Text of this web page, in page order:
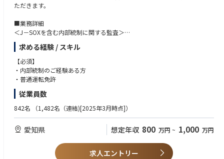
ただきます。
■業務詳細
＜J－SOXを含む内部統制に関する監査＞
・内部統制の評価者として、内部統制全般の整備・運用状況の有効性の評
価
・金商法に基づく財務報告に係る内部統制報告制度の構築支援、体制整備
後の評価の実施
・年間を通じた本社及び子会社の各部門及び各拠点に関する業務監査の実
施
求める経験 / スキル
【必須】
・内部統制のご経験ある方
・普通運転免許
従業員数
842名 （1,482名（連結)[2025年3月時点]）
愛知県 想定年収 800 万円 ~ 1,000 万円
求人エントリー